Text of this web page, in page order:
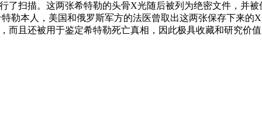
扫描。这两张希特勒的头骨X光随后被列为绝密文件，并
勒本人，美国和俄罗斯军方的法医曾取出这两张保存下来的
且还被用于鉴定希特勒死亡真相，因此极具收藏和研究价值